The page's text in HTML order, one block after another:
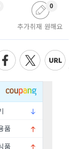
추가취재 원해요
0